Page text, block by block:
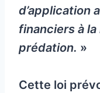
d’application
financiers à
prédation. »
Cette loi